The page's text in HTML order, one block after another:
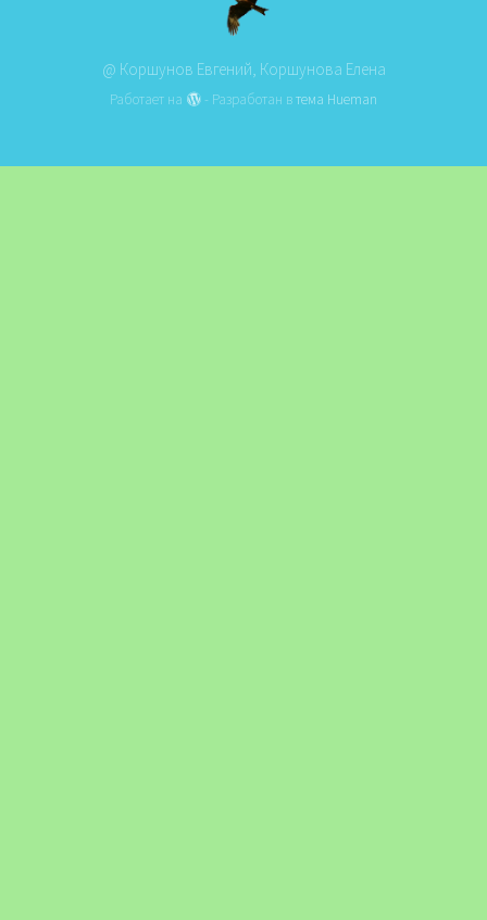
@ Коршунов Евгений, Коршунова Елена
Работает на - Разработан втема Hueman